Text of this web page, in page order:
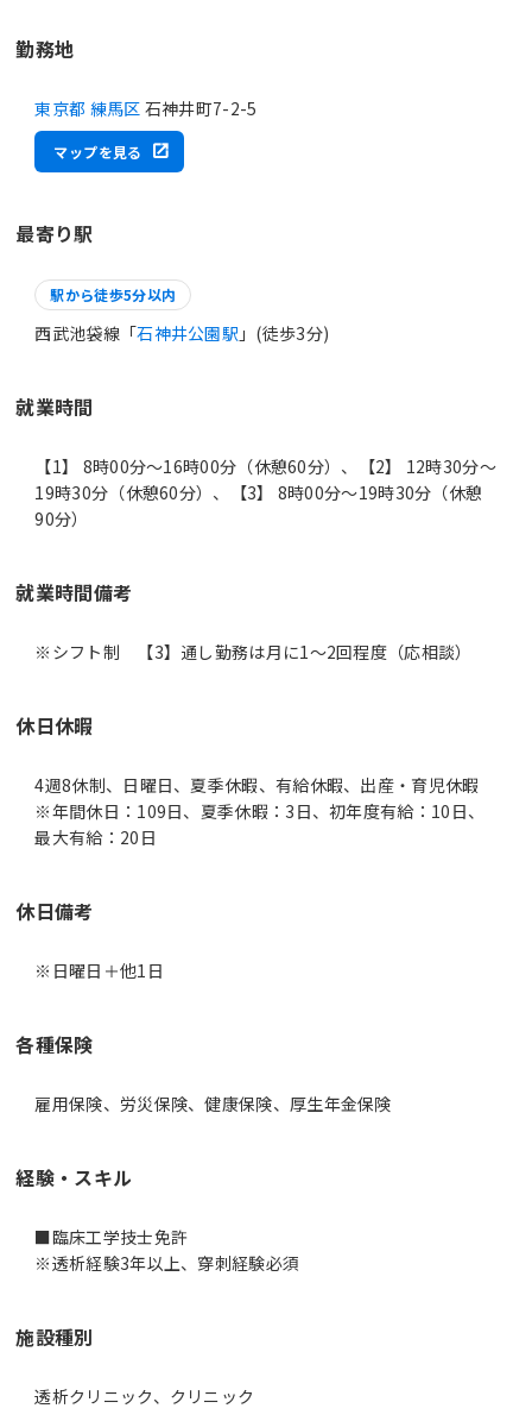
勤務地
東京都 練馬区 石神井町7-2-5
マップを見る
最寄り駅
駅から徒歩5分以内
西武池袋線「石神井公園駅 」(徒歩3分)
就業時間
【1】 8時00分〜16時00分（休憩60分）、【2】 12時30分〜
19時30分（休憩60分）、【3】 8時00分〜19時30分（休憩
90分）
就業時間備考
休日休暇
4週8休制、日曜日、夏季休暇、有給休暇、出産・育児休暇
※年間休日：109日、夏季休暇：3日、初年度有給：10日、
最大有給：20日
休日備考
各種保険
雇用保険、労災保険、健康保険、厚生年金保険
経験・スキル
■臨床工学技士免許
※透析経験3年以上、穿刺経験必須
施設種別
透析クリニック、クリニック